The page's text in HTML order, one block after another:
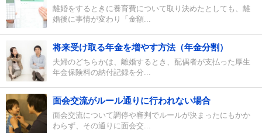
離婚をするときに養育費について取り決めたとしても、離
婚後に事情が変わり「金額...
将来受け取る年金を増やす方法（年金分割）
夫婦のどちらかは、離婚するとき、配偶者が支払った厚生
年金保険料の納付記録を分...
面会交流がルール通りに行われない場合
面会交流について調停や審判でルールが決まったにもかか
わらず、その通りに面会交...